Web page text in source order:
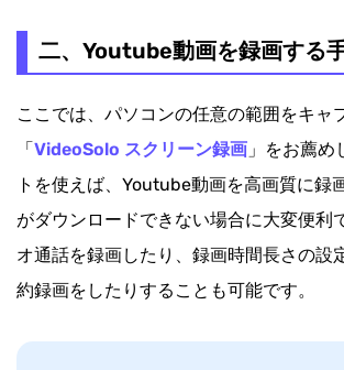
二、Youtube動画を録画する
ここでは、パソコンの任意の範囲をキャ
「VideoSolo スクリーン録画 」をお薦め
トを使えば、Youtube動画を高画質に録
がダウンロードできない場合に大変便利
オ通話を録画したり、録画時間長さの設
約録画をしたりすることも可能です。